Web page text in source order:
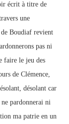
écrit à titre de
une
Boudiaf revient
pas ni
faire le jeu des
de Clémence,
désolant car
pardonnerai ni
ma patrie en un